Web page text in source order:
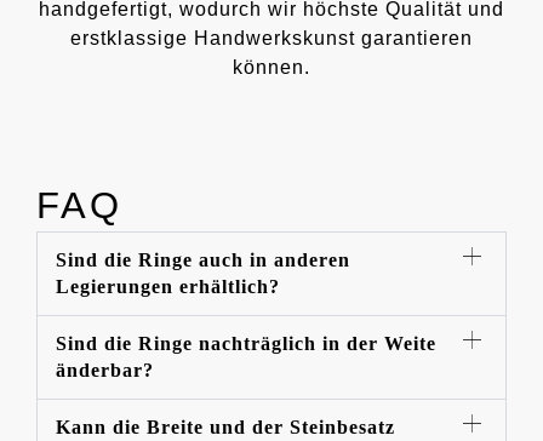
handgefertigt, wodurch wir höchste Qualität und
erstklassige Handwerkskunst garantieren
können.
FAQ
Sind die Ringe auch in anderen
Legierungen erhältlich?
Sind die Ringe nachträglich in der Weite
änderbar?
Kann die Breite und der Steinbesatz